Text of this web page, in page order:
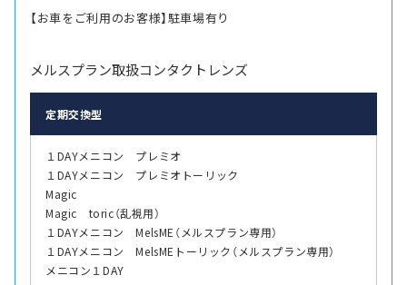
【お車をご利用のお客様】駐車場有り
メルスプラン取扱コンタクトレンズ
定期交換型
１DAYメニコン プレミオ
１DAYメニコン プレミオトーリック
Magic
Magic toric（乱視用）
１DAYメニコン MelsME（メルスプラン専用）
１DAYメニコン MelsMEトーリック（メルスプラン専用）
メニコン１DAY